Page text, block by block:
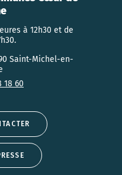
à 12h30 et de
Saint-Michel-en-
18 60